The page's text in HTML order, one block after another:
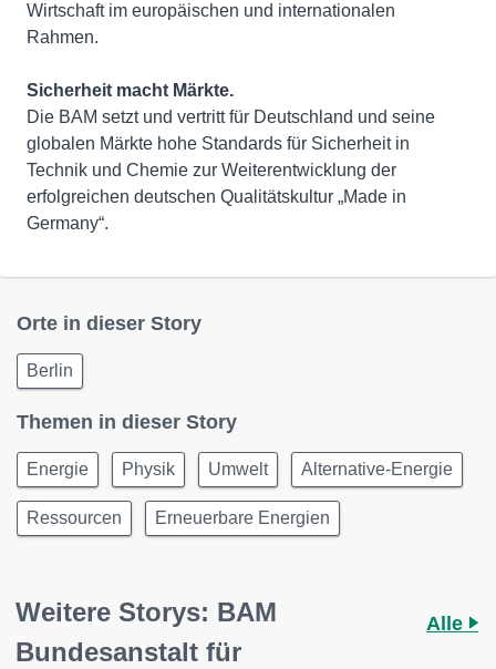
Wirtschaft im europäischen und internationalen
Rahmen.
Sicherheit macht Märkte.
Die BAM setzt und vertritt für Deutschland und seine
globalen Märkte hohe Standards für Sicherheit in
Technik und Chemie zur Weiterentwicklung der
erfolgreichen deutschen Qualitätskultur „Made in
Germany“.
Orte in dieser Story
Berlin
Themen in dieser Story
Energie Physik Umwelt Alternative-Energie
Ressourcen Erneuerbare Energien
Weitere Storys: BAM
Bundesanstalt für
Alle